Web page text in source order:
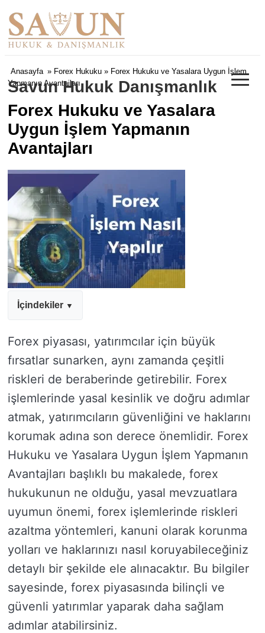
Savun Hukuk Danışmanlık ≡
Anasayfa » Forex Hukuku » Forex Hukuku ve Yasalara Uygun İşlem
Yapmanın Avantajları
Forex Hukuku ve Yasalara
Uygun İşlem Yapmanın
Avantajları
İçindekiler
Forex piyasası, yatırımcılar için büyük
fırsatlar sunarken, aynı zamanda çeşitli
riskleri de beraberinde getirebilir. Forex
işlemlerinde yasal kesinlik ve doğru adımlar
atmak, yatırımcıların güvenliğini ve haklarını
korumak adına son derece önemlidir. Forex
Hukuku ve Yasalara Uygun İşlem Yapmanın
Avantajları başlıklı bu makalede, forex
hukukunun ne olduğu, yasal mevzuatlara
uyumun önemi, forex işlemlerinde riskleri
azaltma yöntemleri, kanuni olarak korunma
yolları ve haklarınızı nasıl koruyabileceğiniz
detaylı bir şekilde ele alınacaktır. Bu bilgiler
sayesinde, forex piyasasında bilinçli ve
güvenli yatırımlar yaparak daha sağlam
adımlar atabilirsiniz.